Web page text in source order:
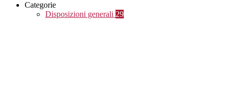
Categorie
Disposizioni generali 29